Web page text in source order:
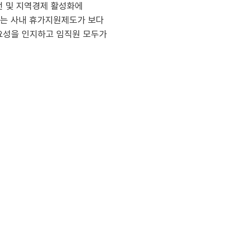
지역경제 활성화에
사내 휴가지원제도가 보다
을 인지하고 임직원 모두가